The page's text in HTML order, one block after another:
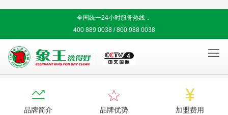
全国统一24小时服务热线：
400 889 0038 / 800 988 0038


品牌简介

品牌优势

加盟费用